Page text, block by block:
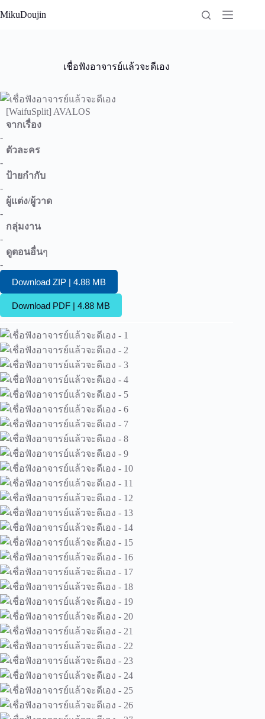
to
MikuDoujin
เชื่อฟังอาจารย์แล้วจะดีเอง
[WaifuSplit] AVALOS
จากเรื่อง
-
ตัวละคร
-
ป้ายกำกับ
-
ผู้แต่ง/ผู้วาด
-
กลุ่มงาน
-
ดูตอนอื่นๆ
-
Download ZIP | 4.88 MB
Download PDF | 4.88 MB